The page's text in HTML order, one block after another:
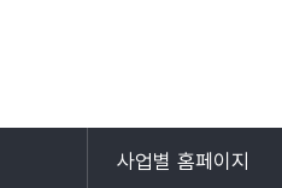
사업별 홈페이지
목록